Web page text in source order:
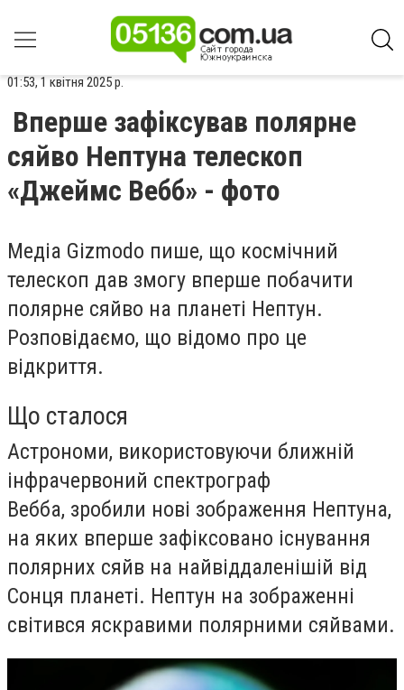
01:53, 1 квітня 2025 р.
Вперше зафіксував полярне
сяйво Нептуна телескоп
«Джеймс Вебб» - фото
Медіа Gizmodo пише, що космічний
телескоп дав змогу вперше побачити
полярне сяйво на планеті Нептун.
Розповідаємо, що відомо про це
відкриття.
Що сталося
Астрономи, використовуючи ближній
інфрачервоний спектрограф
Вебба, зробили нові зображення Нептуна,
на яких вперше зафіксовано існування
полярних сяйв на найвіддаленішій від
Сонця планеті. Нептун на зображенні
світився яскравими полярними сяйвами.